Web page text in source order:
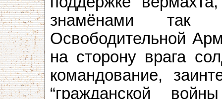
знамёнами так
Освободительной
на сторону врага
командование,
“гражданской